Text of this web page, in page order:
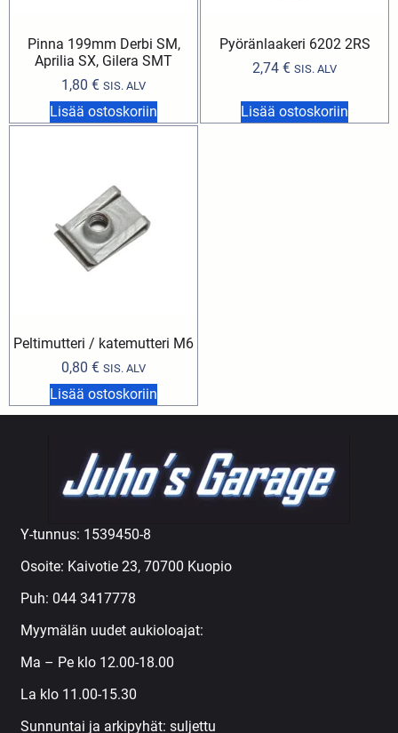
Pinna 199mm Derbi SM,
Aprilia SX, Gilera SMT
1,80 € SIS. ALV
Lisää ostoskoriin
Pyöränlaakeri 6202 2RS
2,74 € SIS. ALV
Lisää ostoskoriin
Peltimutteri / katemutteri M6
0,80 € SIS. ALV
Lisää ostoskoriin
Y-tunnus: 1539450-8
Osoite: Kaivotie 23, 70700 Kuopio
Puh: 044 3417778
Myymälän uudet aukioloajat:
Ma – Pe klo 12.00-18.00
La klo 11.00-15.30
Sunnuntai ja arkipyhät: suljettu